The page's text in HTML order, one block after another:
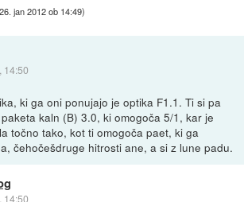
26. jan 2012 ob 14:49)
14:50
ki ga oni ponujajo je optika F1.1. Ti si pa
kaln (B) 3.0, ki omogoča 5/1, kar je
točno tako, kot ti omogoča paet, ki ga
čehočešdruge hitrosti ane, a si z lune padu.
14:50